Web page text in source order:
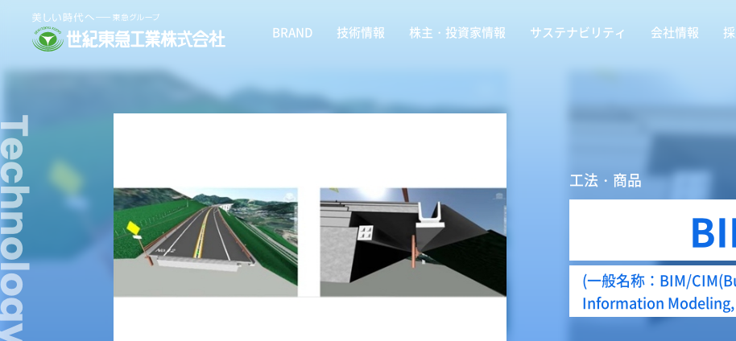
BRAND 技術情報 株主・投資家情報 サステナビリティ 会社情報
工法・商品
(一般名称：BIM/
Information